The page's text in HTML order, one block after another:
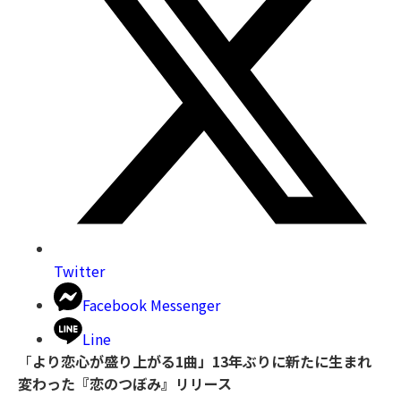
Twitter
Facebook Messenger
Line
「より恋心が盛り上がる1曲」13年ぶりに新たに生まれ
変わった『恋のつぼみ』リリース